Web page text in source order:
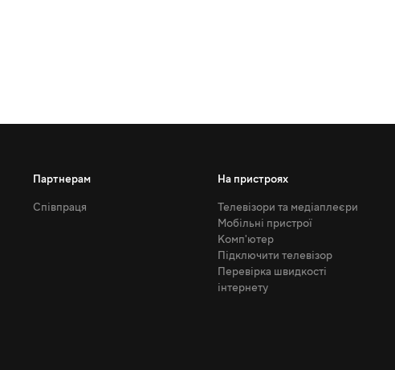
Партнерам
Співпраця
На пристроях
Телевізори та медіаплеєри
Мобільні пристрої
Комп'ютер
Підключити телевізор
Перевірка швидкості
інтернету